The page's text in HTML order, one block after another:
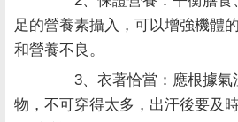
足的營養素攝入，可以增強機體
和營養不良。
3、衣著恰當：應根據氣
物，不可穿得太多，出汗後要及